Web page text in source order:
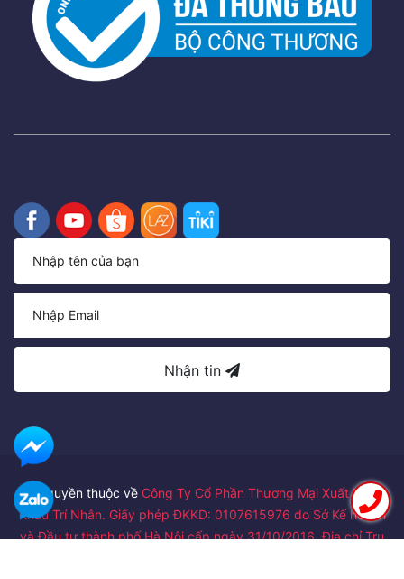
Nhận tin
Bản quyền thuộc về Công Ty Cổ Phần Thương Mại Xuất Nhập
Khẩu Trí Nhân. Giấy phép ĐKKD: 0107615976 do Sở Kế hoạch
và Đầu tư thành phố Hà Nội cấp ngày 31/10/2016. Địa chỉ Trụ